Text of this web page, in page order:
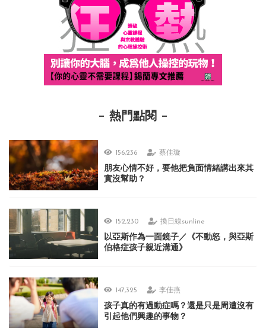
熱門點閱
156,236 蔡佳璇
朋友心情不好，要他把負面情緒講出來其
實沒幫助？
152,230 換日線sunline
以亞斯作為一面鏡子／《不動怒，與亞斯
伯格症孩子親近溝通》
147,325 李佳燕
孩子真的有過動症嗎？還是只是周遭沒有
引起他們興趣的事物？